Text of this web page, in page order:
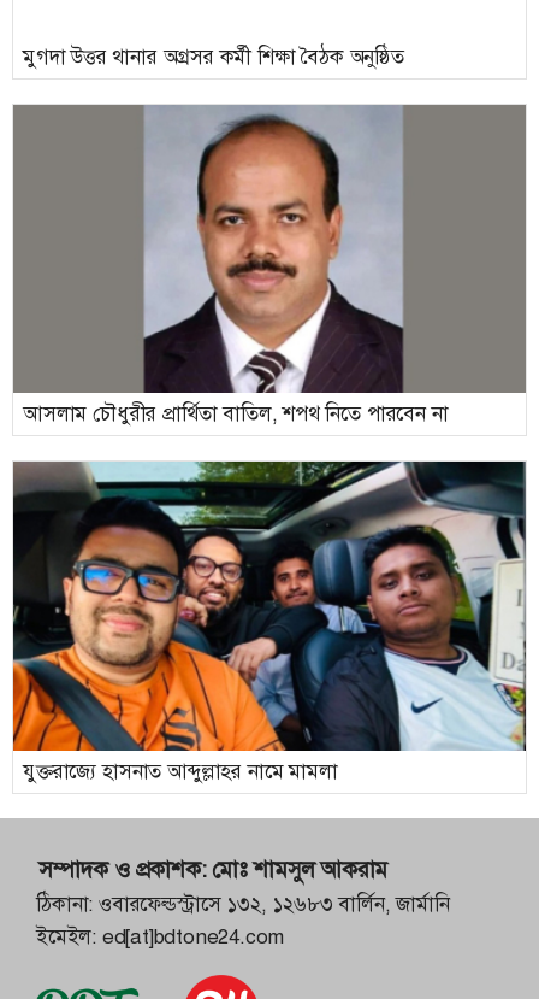
মুগদা উত্তর থানার অগ্রসর কর্মী শিক্ষা বৈঠক অনুষ্ঠিত
আসলাম চৌধুরীর প্রার্থিতা বাতিল, শপথ নিতে পারবেন না
যুক্তরাজ্যে হাসনাত আব্দুল্লাহর নামে মামলা
সম্পাদক ও প্রকাশক: মোঃ শামসুল আকরাম
ঠিকানা: ওবারফেল্ডস্ট্রাসে ১৩২, ১২৬৮৩ বার্লিন, জার্মানি
ইমেইল: ed[at]bdtone24.com